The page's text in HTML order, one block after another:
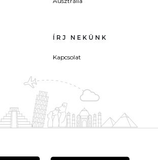
ÍRJ NEKÜNK
Kapcsolat